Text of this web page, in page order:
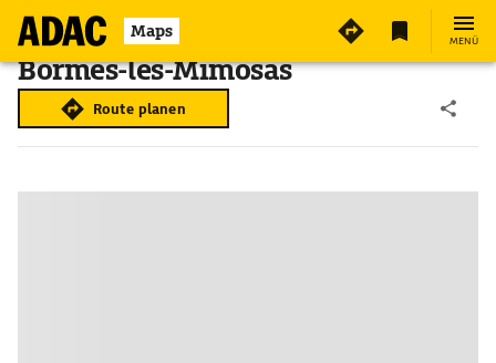
Maps MENÜ
Bormes-les-Mimosas
Route planen